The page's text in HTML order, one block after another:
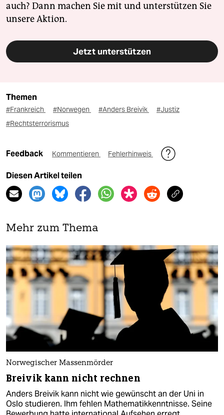
auch? Dann machen Sie mit und unterstützen Sie
unsere Aktion.
Jetzt unterstützen
Themen
#Frankreich #Norwegen #Anders Breivik
#Justiz
#Rechtsterrorismus
Feedback Kommentieren Fehlerhinweis
Diesen Artikel teilen
Mehr zum Thema
Norwegischer Massenmörder
Breivik kann nicht rechnen
Anders Breivik kann nicht wie gewünscht an der Uni in
Oslo studieren. Ihm fehlen Mathematikkenntnisse. Seine